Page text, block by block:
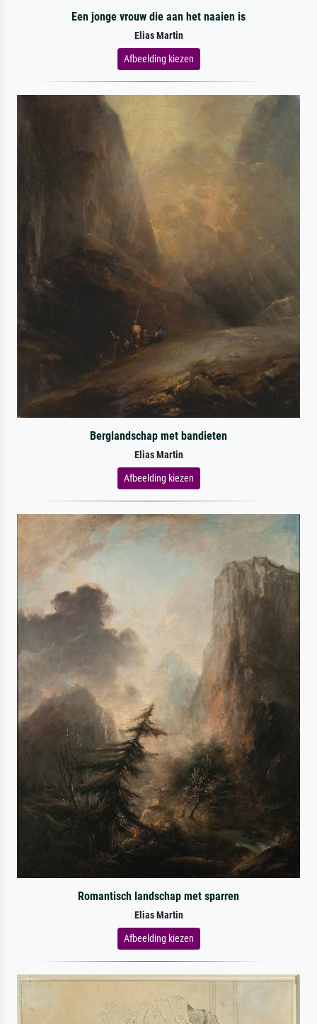
Een jonge vrouw die aan het naaien is
Elias Martin
Afbeelding kiezen
Berglandschap met bandieten
Elias Martin
Afbeelding kiezen
Romantisch landschap met sparren
Elias Martin
Afbeelding kiezen